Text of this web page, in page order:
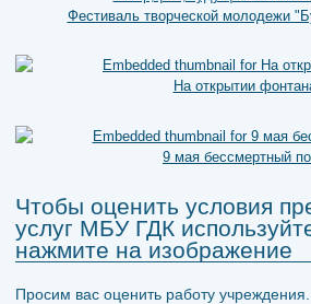
Фестиваль творческой молодежи
На открытии
9 мая бессмертный
Чтобы оценить условия
услуг МБУ ГДК
нажмите на изображение
Просим вас оценить работу учреждения.